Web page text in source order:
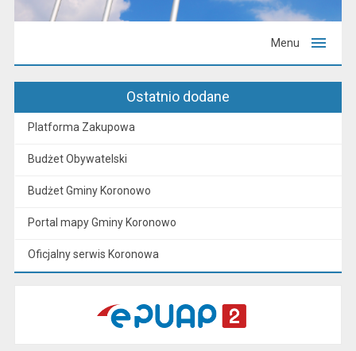
Menu
Ostatnio dodane
Platforma Zakupowa
Budżet Obywatelski
Budżet Gminy Koronowo
Portal mapy Gminy Koronowo
Oficjalny serwis Koronowa